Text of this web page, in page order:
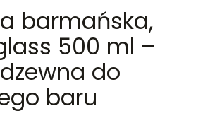
barmańska,
500 ml –
do
baru